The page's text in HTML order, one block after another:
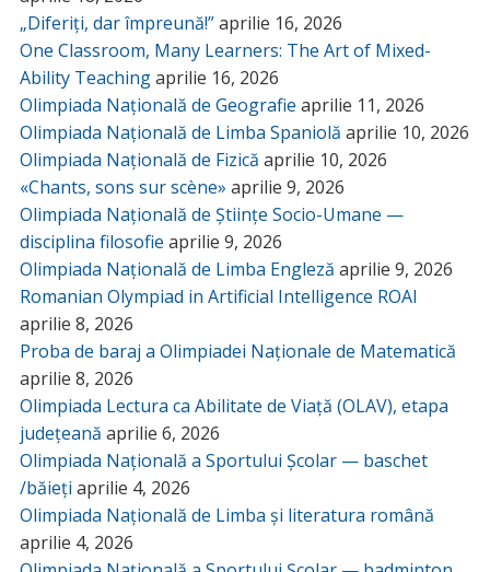
„Diferiți, dar împreună!”aprilie 16, 2026
One Classroom, Many Learners: The Art of Mixed-
Ability Teachingaprilie 16, 2026
Olimpiada Națională de Geografie aprilie 11, 2026
Olimpiada Națională de Limba Spaniolă aprilie 10, 2026
Olimpiada Națională de Fizică aprilie 10, 2026
«Chants, sons sur scène» aprilie 9, 2026
Olimpiada Națională de Științe Socio-Umane —
disciplina filosofie aprilie 9, 2026
Olimpiada Națională de Limba Engleză aprilie 9, 2026
Romanian Olympiad in Artificial Intelligence ROAI
aprilie 8, 2026
Proba de baraj a Olimpiadei Naționale de Matematică
aprilie 8, 2026
Olimpiada Lectura ca Abilitate de Viață (OLAV), etapa
județeană aprilie 6, 2026
Olimpiada Națională a Sportului Școlar — baschet
/băieți aprilie 4, 2026
Olimpiada Națională de Limba și literatura română
aprilie 4, 2026